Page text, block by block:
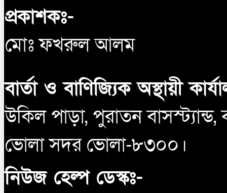
প্রকাশকঃ-
মোঃ ফখরুল আলম
বার্তা ও বাণিজ্যিক অস্থায়ী
উকিল পাড়া, পুরাতন
ভোলা সদর ভোলা-৮৩০০।
নিউজ হেল্প ডেস্কঃ-